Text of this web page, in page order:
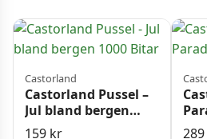
Castorland
Castorland Pussel –
Jul bland bergen
1000 Bitar
159 kr
289